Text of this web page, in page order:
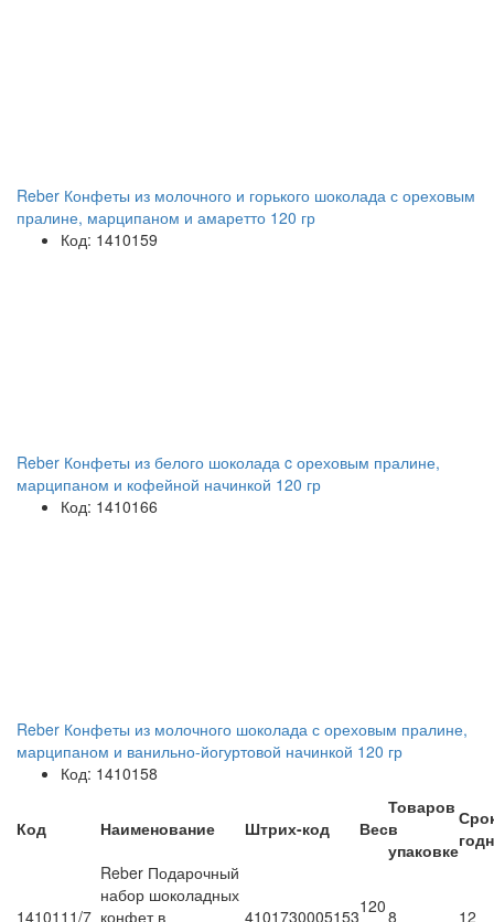
Reber Конфеты из молочного и горького шоколада с ореховым
пралине, марципаном и амаретто 120 гр
Код: 1410159
Reber Конфеты из белого шоколада c ореховым пралине,
марципаном и кофейной начинкой 120 гр
Код: 1410166
Reber Конфеты из молочного шоколада с ореховым пралине,
марципаном и ванильно-йогуртовой начинкой 120 гр
Код: 1410158
Код Наименование Штрих-код Вес
Товаров
в
упаковке
1410111/7
Reber Подарочный
набор шоколадных
конфет в
41017300051531208 12